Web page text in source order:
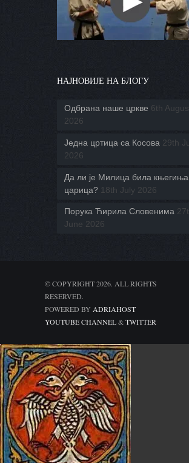
НАЈНОВИЈЕ НА БЛОГУ
Одбрана наше цркве 6th
2026
Једна цртица са Косова 29th
2026
Да ли је Милица била
царица? 18th July 2026
Порука Ћирила Словенима
June 2026
© COPYRIGHT 2026. ALL RIGHTS
POWERED BY ADRIAHOST
YOUTUBE CHANNEL& TWITTER